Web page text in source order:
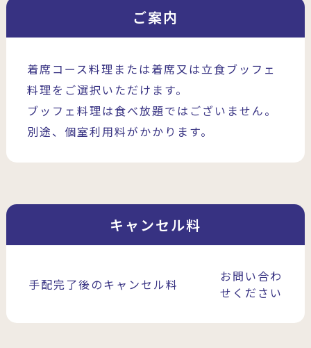
ご案内
着席コース料理または着席又は立食ブッフェ
料理をご選択いただけます。
ブッフェ料理は食べ放題ではございません。
別途、個室利用料がかかります。
キャンセル料
手配完了後のキャンセル料
お問い合わ
せください